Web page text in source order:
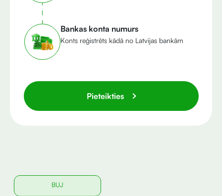
Bankas konta numurs
Konts reģistrēts kādā no Latvijas bankām
Pieteikties
BUJ